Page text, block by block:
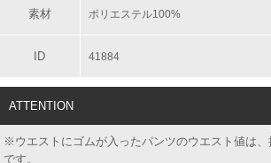
素材 ポリエステル100%
ID 41884
ATTENTION
※ウエストにゴムが入ったパンツのウエスト値は
です。